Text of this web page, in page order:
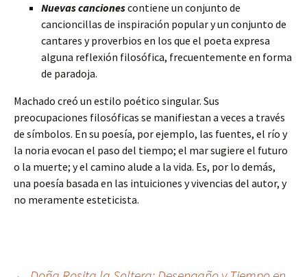
Nuevas cancionescontiene un conjunto de
cancioncillas de inspiración popular y un conjunto de
cantares y proverbios en los que el poeta expresa
alguna reflexión filosófica, frecuentemente en forma
de paradoja.
Machado creó un estilo poético singular. Sus
preocupaciones filosóficas se manifiestan a veces a través
de símbolos. En su poesía, por ejemplo, las fuentes, el río y
la noria evocan el paso del tiempo; el mar sugiere el futuro
o la muerte; y el camino alude a la vida. Es, por lo demás,
una poesía basada en las intuiciones y vivencias del autor, y
no meramente esteticista.